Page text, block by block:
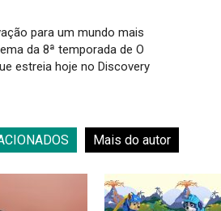
para um mundo mais
da 8ª temporada de O
estreia hoje no Discovery
Mais do autor